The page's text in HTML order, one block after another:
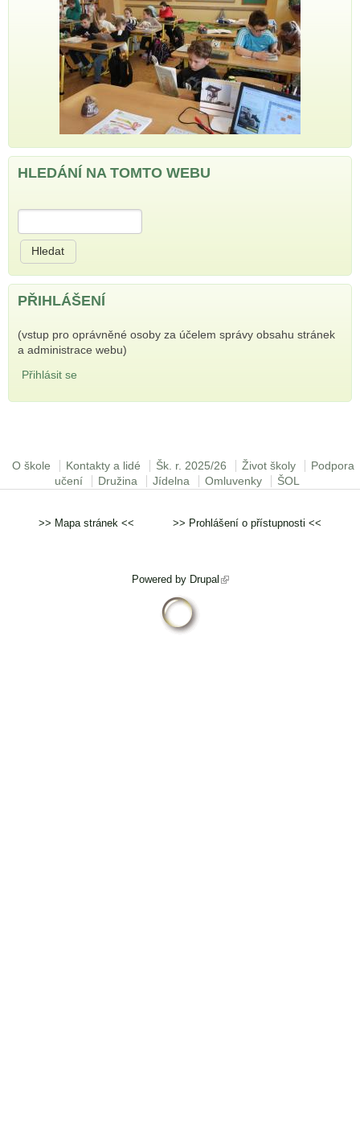
HLEDÁNÍ NA TOMTO WEBU
Hledat
PŘIHLÁŠENÍ
(vstup pro oprávněné osoby za účelem správy obsahu stránek
a administrace webu)
Přihlásit se
Hlavní menu
O škole Kontakty a lidé Šk. r. 2025/26 Život školy
Podpora
učení
Družina Jídelna Omluvenky ŠOL
>> Mapa stránek << >> Prohlášení o přístupnosti <<
Powered by Drupal (odkaz je externí)